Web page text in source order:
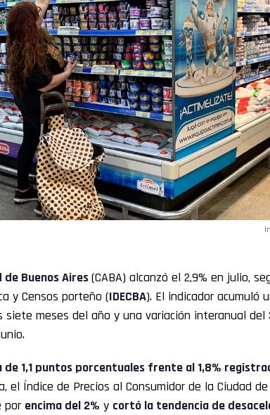
de Buenos Aires(CABA) alcanzó el 2,9% en julio,
y Censos porteño (IDECBA). El indicador acumuló
siete meses del año y una variación interanual del
1,1 puntos porcentuales frente al 1,8%
el Índice de Precios al Consumidor de la Ciudad
por encima del 2% y cortó la tendencia de